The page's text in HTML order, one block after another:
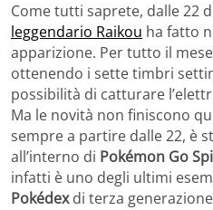
Come tutti saprete, dalle 22
leggendario Raikou ha fatto
apparizione. Per tutto il
ottenendo i sette timbri
possibilità di catturare
Ma le novità non finiscono
sempre a partire dalle 22, è
all’interno di Pokémon Go
infatti è uno degli ultimi
Pokédexdi terza